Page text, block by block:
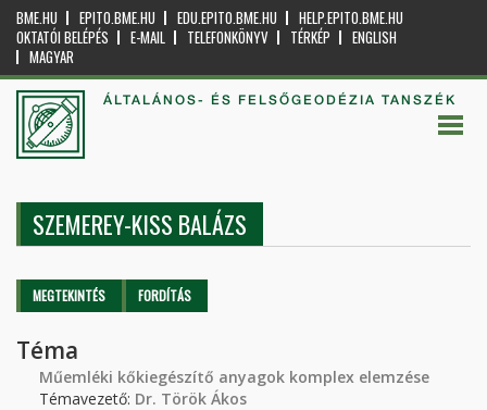
BME.HU EPITO.BME.HU EDU.EPITO.BME.HU
HELP.EPITO.BME.HU
OKTATÓI BELÉPÉS
E-MAIL TELEFONKÖNYV TÉRKÉP
ENGLISH
MAGYAR
ÁLTALÁNOS- ÉS FELSŐGEODÉZIA TANSZÉK
SZEMEREY-KISS BALÁZS
Elsődleges fülek
MEGTEKINTÉS (AKTÍVFORDÍTÁS
Téma
Műemléki kőkiegészítő anyagok komplex elemzése
Témavezető: Dr. Török Ákos